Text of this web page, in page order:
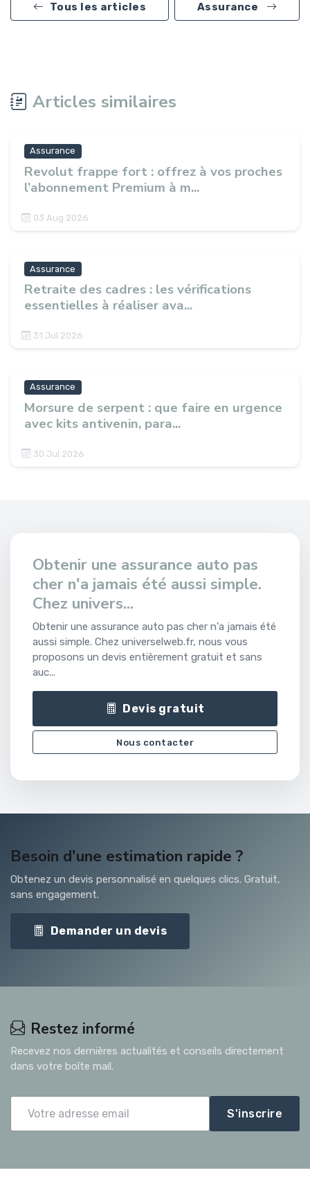
Tous les articles Assurance
Articles similaires
Assurance
Revolut frappe fort : offrez à vos proches
l’abonnement Premium à m...
03 Aug 2026
Assurance
Retraite des cadres : les vérifications
essentielles à réaliser ava...
31 Jul 2026
Assurance
Morsure de serpent : que faire en urgence
avec kits antivenin, para...
30 Jul 2026
Obtenir une assurance auto pas
cher n'a jamais été aussi simple.
Chez univers...
Obtenir une assurance auto pas cher n'a jamais été
aussi simple. Chez universelweb.fr, nous vous
proposons un devis entièrement gratuit et sans
auc...
Devis gratuit
Nous contacter
Besoin d'une estimation rapide ?
Obtenez un devis personnalisé en quelques clics. Gratuit,
sans engagement.
Demander un devis
Restez informé
Recevez nos dernières actualités et conseils directement
dans votre boîte mail.
S'inscrire